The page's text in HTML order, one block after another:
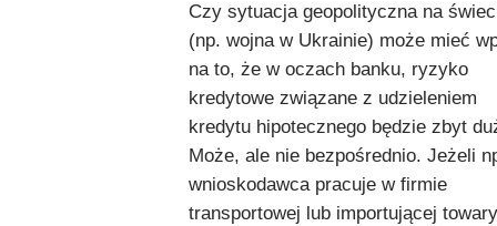
Czy sytuacja geopolityczna na
(np. wojna w Ukrainie) może mieć
na to, że w oczach banku, ryzyko
kredytowe związane z udzieleniem
kredytu hipotecznego będzie zbyt
Może, ale nie bezpośrednio. Jeżeli
wnioskodawca pracuje w firmie
transportowej lub importującej